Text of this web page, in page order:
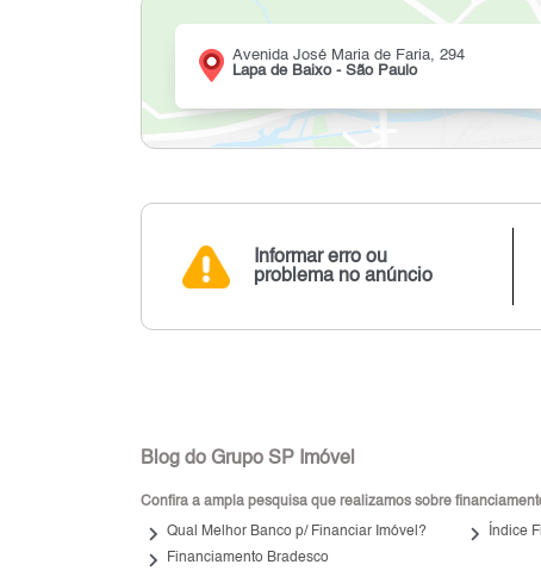
Avenida José Maria de Faria, 294
Lapa de Baixo - São Paulo
Informar erro ou
problema no anúncio
Blog do Grupo SP Imóvel
Confira a ampla pesquisa que realizamos sobre
keyboard_arrow_right Qual Melhor Banco p/ Financiar Imóvel? keyboard_arrow_right Índice
keyboard_arrow_right Financiamento Bradesco